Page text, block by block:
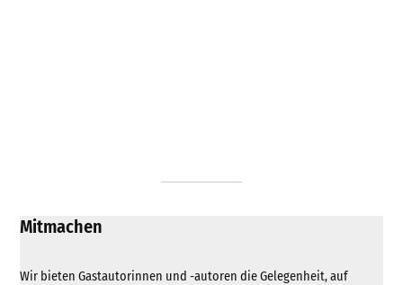
Mitmachen
Wir bieten Gastautorinnen und -autoren die Gelegenheit, auf